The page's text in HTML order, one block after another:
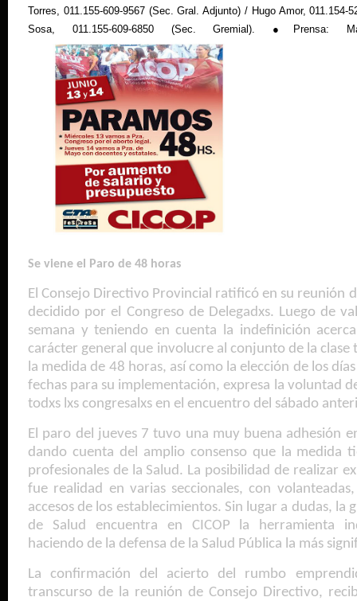
Torres, 011.155-609-9567 (Sec. Gral. Adjunto) / Hugo Amor,
Sosa, 011.155-609-6850 (Sec. Gremial). ●Prensa:
Se viene el Paro de 48 horas
El Consejo Directivo Provincial ratificó en su reunión
decidido por el Congreso de Delegadxs. Luego de
semana y teniendo en cuenta la indefinición
carácter general que involucre al conjunto de la
la medida de 48 horas, así como la elección de los
fechas para su implementación, expresa la voluntad
todxs lxs congresalxs en el encuentro del sábado
El paro del jueves 7 tuvo una muy buena adhesión
dando cuenta del amplio consenso que la medida
profesionales de la Salud. La posibilidad de realizar
fue realidad en varias seccionales, con
accesos de los establecimientos. Sin lugar a dudas, la
de Salud encuentra en CICOP la herramienta
haciendo de la defensa de la Salud Pública la más
La confirmación del acierto del rumbo
transcurso de la reunión de Consejo Directivo,